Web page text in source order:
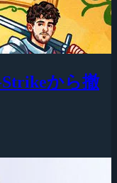
Strikeから撤